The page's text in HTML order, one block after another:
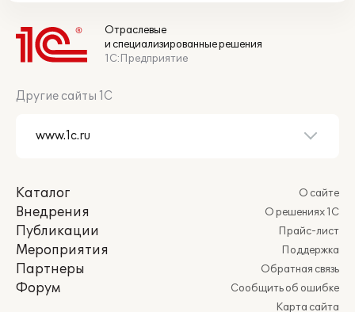
Отраслевые
и специализированные решения
1С:Предприятие
Другие сайты 1С
Каталог
Внедрения
Публикации
Мероприятия
Партнеры
Форум
О сайте
О решениях 1С
Прайс-лист
Поддержка
Обратная связь
Сообщить об ошибке
Карта сайта